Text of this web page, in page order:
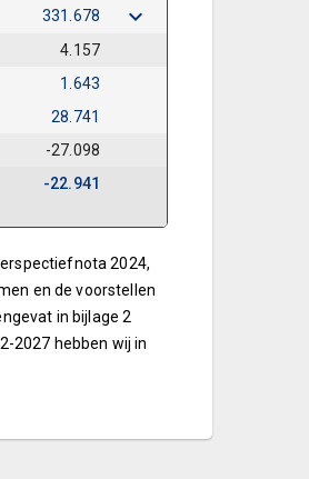
331.678
4.157
1.643
28.741
-27.098
-22.941
2024,
en de voorstellen
in bijlage 2
2027 hebben wij in